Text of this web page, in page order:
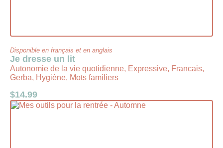
Disponible en français et en anglais
Je dresse un lit
Autonomie de la vie quotidienne, Expressive, Francais,
Gerba, Hygiène, Mots familiers
$14.99